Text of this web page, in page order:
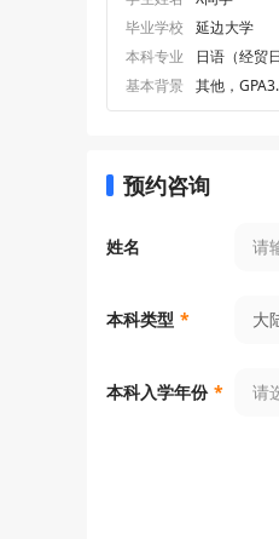
毕业学校
延边大学
本科专业
日语（经贸
基本背景
其他，
预约咨询
姓名
本科类型 * 大
本科入学年份 * 请